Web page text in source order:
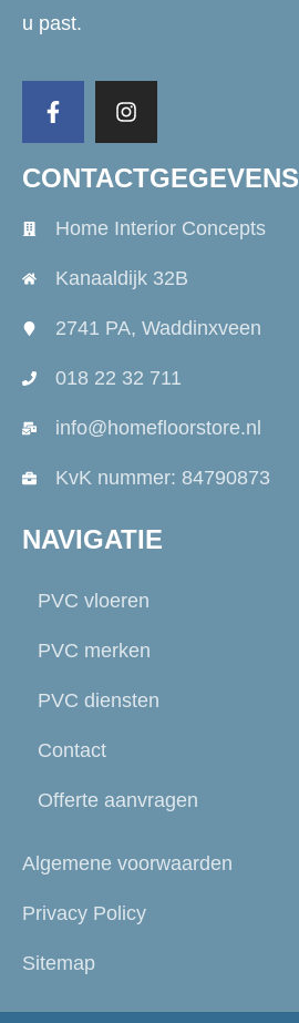
u past.
CONTACTGEGEVENS
Home Interior Concepts
Kanaaldijk 32B
2741 PA, Waddinxveen
018 22 32 711
info@homefloorstore.nl
KvK nummer: 84790873
NAVIGATIE
PVC vloeren
PVC merken
PVC diensten
Contact
Offerte aanvragen
Algemene voorwaarden
Privacy Policy
Sitemap